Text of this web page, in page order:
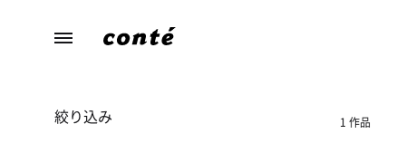
ら
1 作品
絞り込み